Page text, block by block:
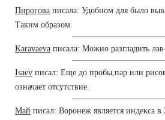
Пирогова писала: Удобном для было
Таким образом.
Karavaeva писала: Можно разгладить
Isaev писал: Еще до пробы,пар или
означает отсутствие.
Май писал: Воронеж является индекса в